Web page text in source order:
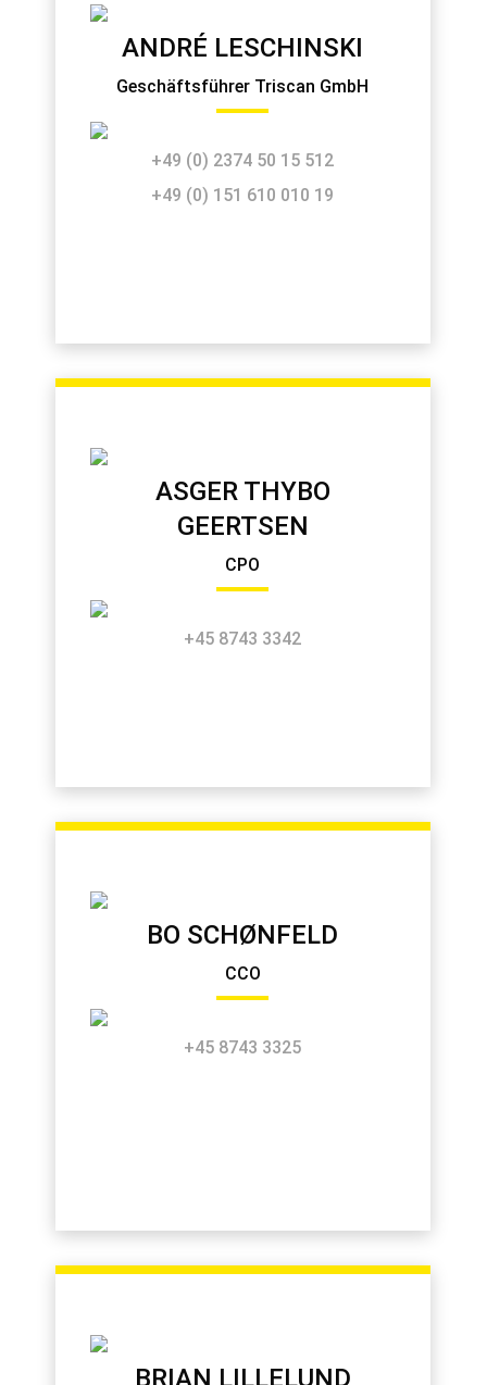
ANDRÉ LESCHINSKI
Geschäftsführer Triscan GmbH
+49 (0) 2374 50 15 512
+49 (0) 151 610 010 19
ASGER THYBO
GEERTSEN
CPO
+45 8743 3342
BO SCHØNFELD
CCO
+45 8743 3325
BRIAN LILLELUND